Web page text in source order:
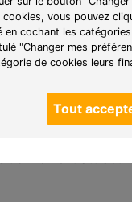
vous pouvez
cochant les
"Changer mes
de cookies leurs
Tout